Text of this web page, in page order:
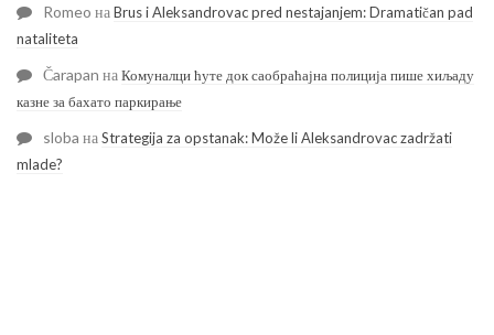
Romeo наBrus i Aleksandrovac pred nestajanjem: Dramatičan pad
nataliteta
Čarapan наКомуналци ћуте док саобраћајна полиција пише хиљаду
казне за бахато паркирање
sloba наStrategija za opstanak: Može li Aleksandrovac zadržati
mlade?